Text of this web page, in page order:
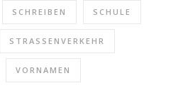
SCHREIBEN SCHULE
STRASSENVERKEHR
VORNAMEN